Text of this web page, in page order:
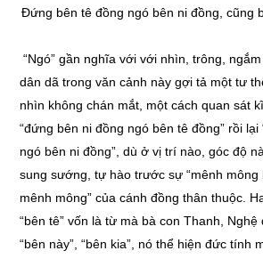
Đứng bên tê đồng ngó bên ni đồng, cũng
“Ngó” gần nghĩa với với nhìn, trông,
dân dã trong văn cảnh này gợi tả một tư
nhìn không chán mắt, một cách quan sát
“đứng bên ni đồng ngó bên tê đồng” rồi
ngó bên ni đồng”, dù ở vị trí nào, góc độ
sung sướng, tự hào trước sự “mênh
mênh mông” của cánh đồng thân thuộc.
“bên tê” vốn là từ mà bà con Thanh,
“bên này”, “bên kia”, nó thể hiện đức tính